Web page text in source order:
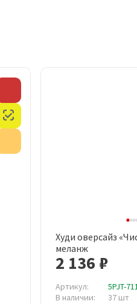
Худи оверсайз
меланж
2 136 ₽
Артикул:
5PJT-
В наличии:
37 шт